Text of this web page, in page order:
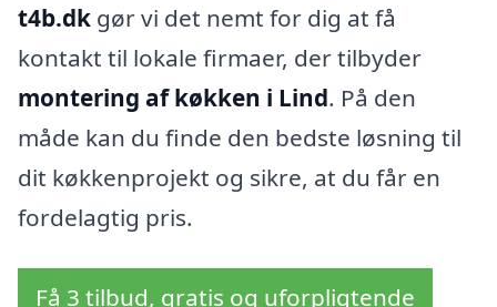
t4b.dk gør vi det nemt for dig at få
kontakt til lokale firmaer, der tilbyder
montering af køkken i Lind. På den
måde kan du finde den bedste løsning til
dit køkkenprojekt og sikre, at du får en
fordelagtig pris.
Få 3 tilbud, gratis og uforpligtende